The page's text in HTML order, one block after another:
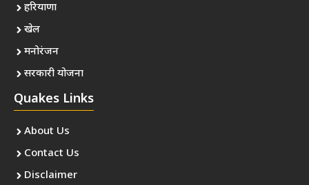
हरियाणा
खेल
मनोरंजन
सरकारी योजना
Quakes Links
About Us
Contact Us
Disclaimer